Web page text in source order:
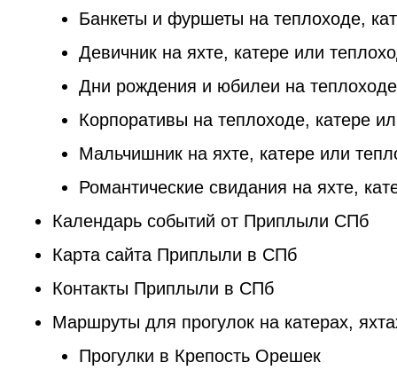
Банкеты и фуршеты на теплоходе,
Девичник на яхте, катере или
Дни рождения и юбилеи на
Корпоративы на теплоходе, катере
Мальчишник на яхте, катере или
Романтические свидания на яхте,
Календарь событий от Приплыли СПб
Карта сайта Приплыли в СПб
Контакты Приплыли в СПб
Маршруты для прогулок на катерах,
Прогулки в Крепость Орешек